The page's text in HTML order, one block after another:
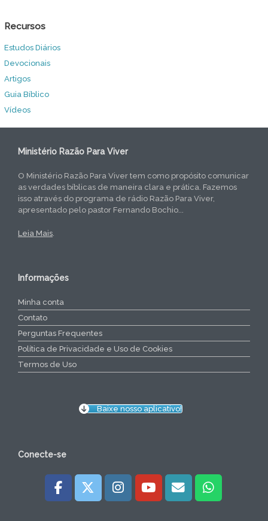
Recursos
Estudos Diários
Devocionais
Artigos
Guia Bíblico
Vídeos
Ministério Razão Para Viver
O Ministério Razão Para Viver tem como propósito comunicar
as verdades bíblicas de maneira clara e prática. Fazemos
isso através do programa de rádio Razão Para Viver,
apresentado pelo pastor Fernando Bochio...
Leia Mais
Informações
Minha conta
Contato
Perguntas Frequentes
Política de Privacidade e Uso de Cookies
Termos de Uso
Baixe nosso aplicativo!
Conecte-se